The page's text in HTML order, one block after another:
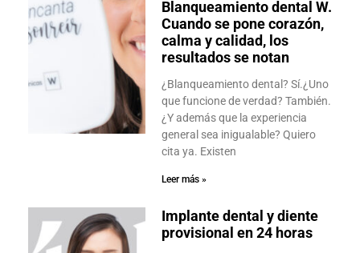
Blanqueamiento dental W.
Cuando se pone corazón,
calma y calidad, los
resultados se notan
¿Blanqueamiento dental? Sí.¿Uno
que funcione de verdad? También.
¿Y además que la experiencia
general sea inigualable? Quiero
cita ya. Existen
Leer más »
Implante dental y diente
provisional en 24 horas